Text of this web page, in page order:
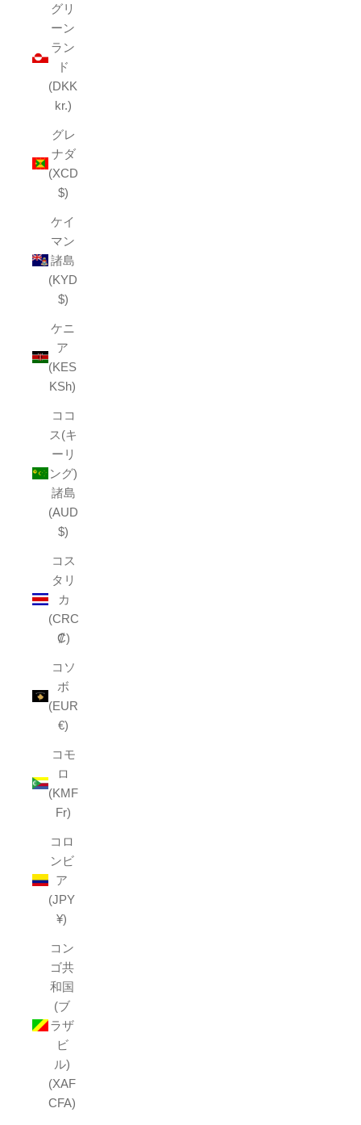
グリ
ーン
ラン
ド
(DKK
kr.)
グレ
ナダ
(XCD
$)
ケイ
マン
諸島
(KYD
$)
ケニ
ア
(KES
KSh)
ココ
ス(キ
ーリ
ング)
諸島
(AUD
$)
コス
タリ
カ
(CRC
₡)
コソ
ボ
(EUR
€)
コモ
ロ
(KMF
Fr)
コロ
ンビ
ア
(JPY
¥)
コン
ゴ共
和国
(ブ
ラザ
ビ
ル)
(XAF
CFA)